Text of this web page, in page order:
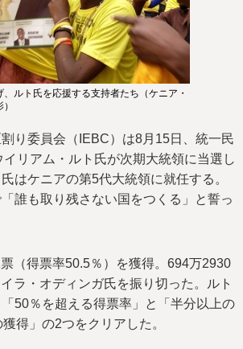
ルト氏を応援する支持者たち（ケニア・
り委員会（IEBC）は8月15日、統一民
リアム・ルト氏が次期大統領に当選し
はケニアの第5代大統領に就任する。
誰も取り残さない国をつくる」と誓っ
（得票率50.5％）を獲得。694万2930
ラ・オディンガ氏を振り切った。ルト
50％を超える得票率」と「半分以上の
得」の2つをクリアした。